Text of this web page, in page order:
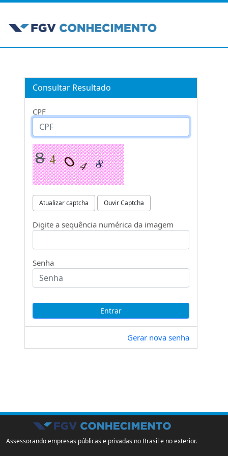
Consultar Resultado
CPF
Atualizar captcha Ouvir Captcha
Digite a sequência numérica da imagem
Senha
Gerar nova senha
Assessorando empresas públicas e privadas no Brasil e no exterior.